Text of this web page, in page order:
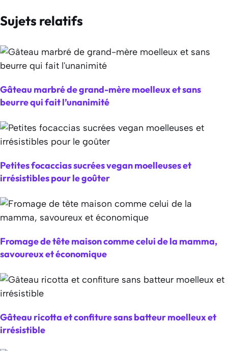
Sujets relatifs
Gâteau marbré de grand-mère moelleux et sans
beurre qui fait l’unanimité
Petites focaccias sucrées vegan moelleuses et
irrésistibles pour le goûter
Fromage de tête maison comme celui de la mamma,
savoureux et économique
Gâteau ricotta et confiture sans batteur moelleux et
irrésistible